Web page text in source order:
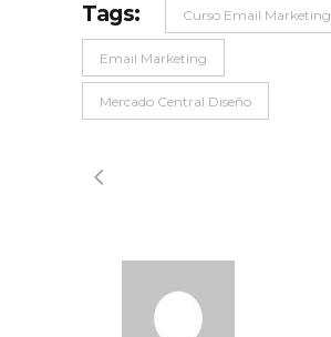
Tags: Curso Email Marketing
Email Marketing
Mercado Central Diseño